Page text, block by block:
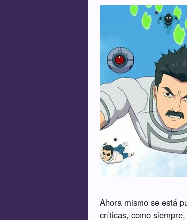
Ahora mismo se está
críticas, como